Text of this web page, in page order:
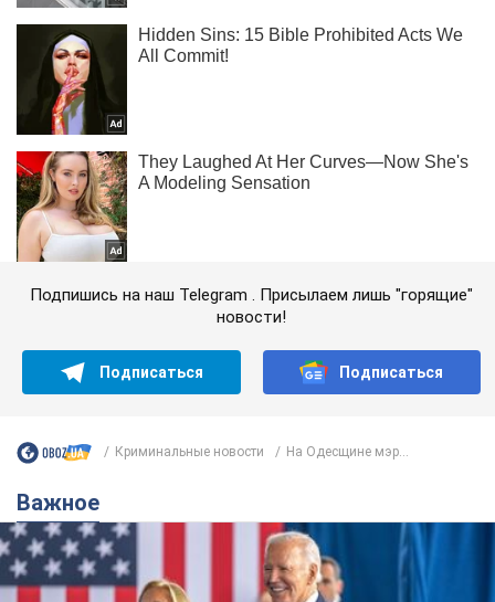
Подпишись на наш Telegram . Присылаем лишь "горящие"
новости!
Подписаться Подписаться
Криминальные новости На Одесщине мэр...
Важное